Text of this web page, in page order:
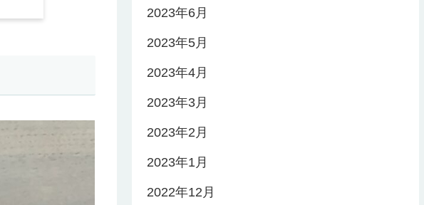
2023年6月
2023年5月
2023年4月
2023年3月
2023年2月
2023年1月
2022年12月